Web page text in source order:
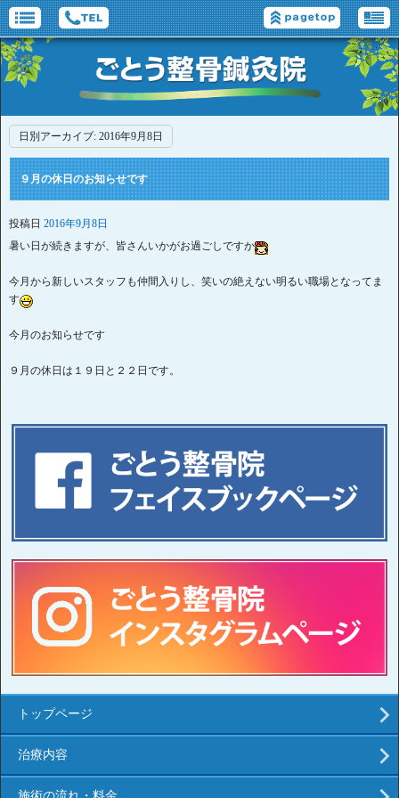
日別アーカイブ: 2016年9月8日
９月の休日のお知らせです
投稿日 2016年9月8日
暑い日が続きますが、皆さんいかがお過ごしですか
今月から新しいスタッフも仲間入りし、笑いの絶えない明るい職場となってま
す
今月のお知らせです
９月の休日は１９日と２２日です。
トップページ
治療内容